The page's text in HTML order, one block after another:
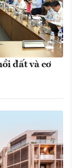
đất và cơ